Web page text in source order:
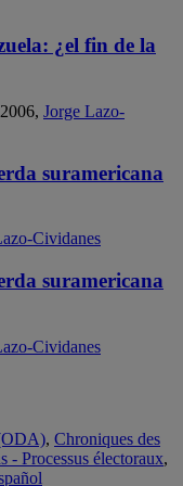
¿el fin de la
Jorge Lazo-
suramericana
Cividanes
suramericana
Cividanes
, Chroniques des
- Processus électoraux,